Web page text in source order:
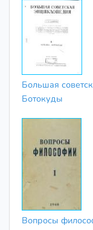
Большая
Ботокуды
Вопросы